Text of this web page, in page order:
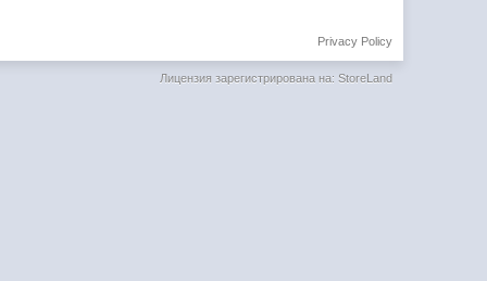
Privacy Policy
Лицензия зарегистрирована на: StoreLand